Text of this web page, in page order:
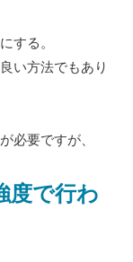
する。
い方法でもあり
必要ですが、
度で行わ